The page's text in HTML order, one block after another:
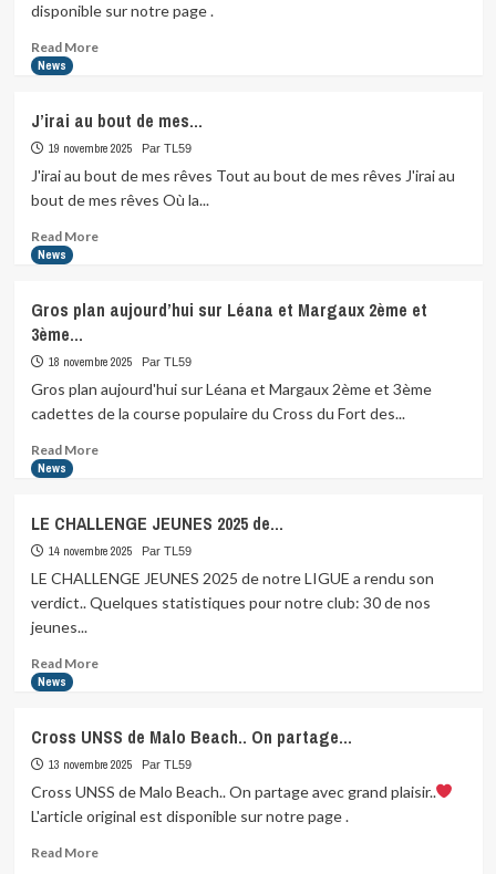
devant
“
disponible sur notre page .
Read MoreRead
reste
encore
quelques
News
J’irai au bout de mes…
19 novembre 2025 Par TL59
J'irai au bout de mes rêves Tout au bout de mes rêves J'irai au
bout de mes rêves Où la...
Read MoreRead
au
de
News
Gros plan aujourd’hui sur Léana et Margaux 2ème et
3ème…
18 novembre 2025 Par TL59
Gros plan aujourd'hui sur Léana et Margaux 2ème et 3ème
cadettes de la course populaire du Cross du Fort des...
Read MoreRead
plan
aujourd’hui
sur
et
News
LE CHALLENGE JEUNES 2025 de…
14 novembre 2025 Par TL59
LE CHALLENGE JEUNES 2025 de notre LIGUE a rendu son
verdict.. Quelques statistiques pour notre club: 30 de nos
jeunes...
Read MoreRead
CHALLENGE
JEUNES
2025
News
Cross UNSS de Malo Beach.. On partage…
13 novembre 2025 Par TL59
Cross UNSS de Malo Beach.. On partage avec grand plaisir..
L'article original est disponible sur notre page .
Read MoreRead